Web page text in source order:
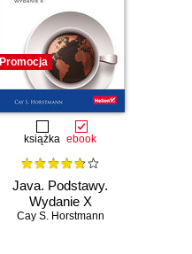
Promocja
książka ebook
Java. Podstawy.
Wydanie X
Cay S. Horstmann